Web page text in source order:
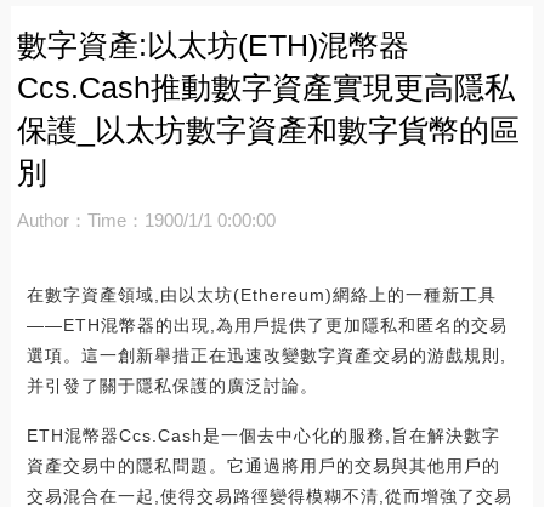
數字資產:以太坊(ETH)混幣器
Ccs.Cash推動數字資產實現更高隱私
保護_以太坊數字資產和數字貨幣的區
別
Author： Time：1900/1/1 0:00:00
在數字資產領域,由以太坊(Ethereum)網絡上的一種新工具
——ETH混幣器的出現,為用戶提供了更加隱私和匿名的交易
選項。這一創新舉措正在迅速改變數字資產交易的游戲規則,
并引發了關于隱私保護的廣泛討論。
ETH混幣器Ccs.Cash是一個去中心化的服務,旨在解決數字
資產交易中的隱私問題。它通過將用戶的交易與其他用戶的
交易混合在一起,使得交易路徑變得模糊不清,從而增強了交易